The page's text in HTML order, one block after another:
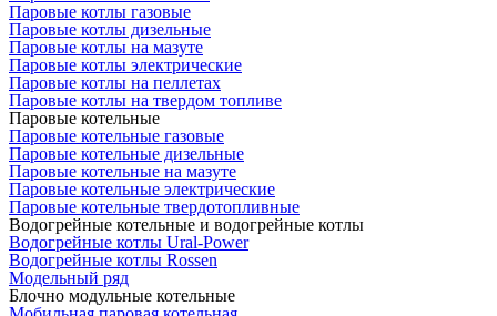
Паровые котлы газовые
Паровые котлы дизельные
Паровые котлы на мазуте
Паровые котлы электрические
Паровые котлы на пеллетах
Паровые котлы на твердом топливе
Паровые котельные
Паровые котельные газовые
Паровые котельные дизельные
Паровые котельные на мазуте
Паровые котельные электрические
Паровые котельные твердотопливные
Водогрейные котельные и водогрейные котлы
Водогрейные котлы Ural-Power
Водогрейные котлы Rossen
Модельный ряд
Блочно модульные котельные